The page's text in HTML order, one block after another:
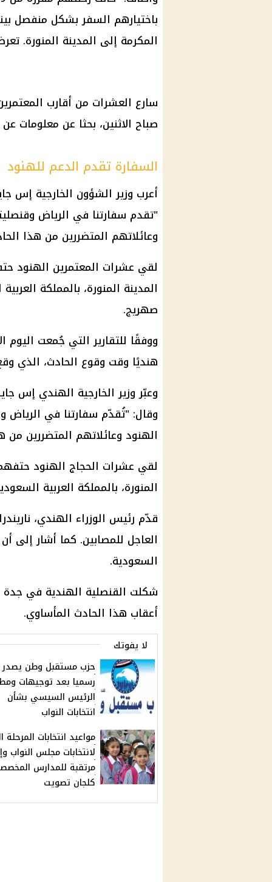
المكرمة إلى المدينة المنورة. تعرضت
سارع العشرات من أقارب
صباح الاثنين، بحثا عن معلومات
السفارة تقدم الدعم للهنود
أعرب وزير الشؤون الخارجية إس
"تقدم سفارتنا في الرياض
وعائلاتهم المتضررين من هذا
لقي عشرات المعتمرين الهنود
المدينة المنورة، بالمملكة
صهريج.
هنديًا وقت وقوع الحادث، الذي وقع حوالي الساعة
وعبّر وزير الخارجية الهندي إس
وقال: "تُقدّم سفارتنا في الرياض
الهنود وعائلاتهم المتضررين من
لقي عشرات الحجاج الهنود
المنورة، بالمملكة العربية
قدّم رئيس الوزراء الهندي،
العاجل للمصابين. كما أشار إلى
السعودية.
شكلت القنصلية الهندية في جدة
أعقاب هذا الحادث المأساوي.
لا يفوتك
حزب مستقبل وطن يصدر
رسميا بعد توجيهات
الرئيس السيسي بشأن
انتخابات النواب
مواعيد انتخابات المرحلة
لانتخابات مجلس النواب
مرتقبة للمدارس
كلجان تصويت